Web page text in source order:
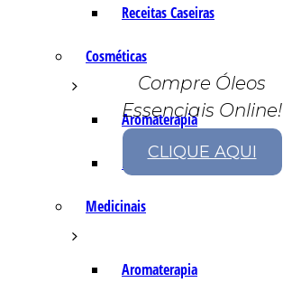
Receitas Caseiras
Cosméticas
Aromaterapia
Fórmulas Caseiras
Medicinais
Aromaterapia
Compre Óleos
Essenciais Online!
CLIQUE AQUI